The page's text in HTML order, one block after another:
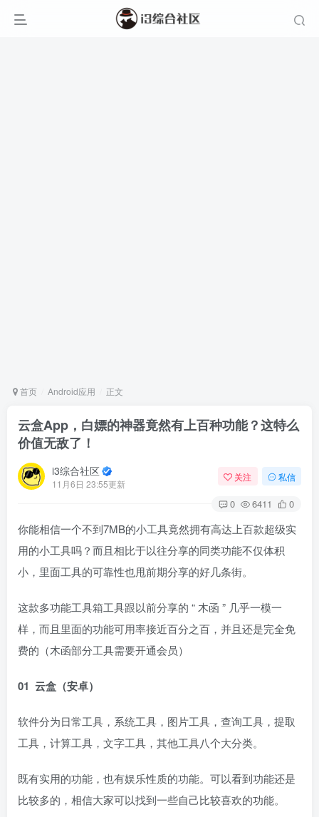
首页 Android应用 正文
云盒App，白嫖的神器竟然有上百种功能？这特么
价值无敌了！
i3综合社区
11月6日 23:55更新
关注 私信
0 6411 0
你能相信一个不到7MB的小工具竟然拥有高达上百款超级实
用的小工具吗？而且相比于以往分享的同类功能不仅体积
小，里面工具的可靠性也甩前期分享的好几条街。
这款多功能工具箱工具跟以前分享的 “ 木函 ” 几乎一模一
样，而且里面的功能可用率接近百分之百，并且还是完全免
费的（木函部分工具需要开通会员）
01 云盒（安卓）
软件分为日常工具，系统工具，图片工具，查询工具，提取
工具，计算工具，文字工具，其他工具八个大分类。
既有实用的功能，也有娱乐性质的功能。可以看到功能还是
比较多的，相信大家可以找到一些自己比较喜欢的功能。